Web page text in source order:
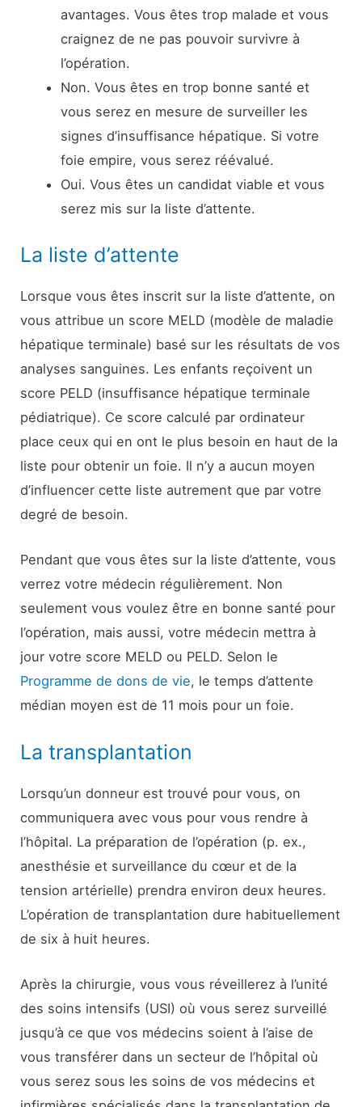
avantages. Vous êtes trop malade et vous
craignez de ne pas pouvoir survivre à
l’opération.
Non. Vous êtes en trop bonne santé et
vous serez en mesure de surveiller les
signes d’insuffisance hépatique. Si votre
foie empire, vous serez réévalué.
Oui. Vous êtes un candidat viable et vous
serez mis sur la liste d’attente.
La liste d’attente
Lorsque vous êtes inscrit sur la liste d’attente, on
vous attribue un score MELD (modèle de maladie
hépatique terminale) basé sur les résultats de vos
analyses sanguines. Les enfants reçoivent un
score PELD (insuffisance hépatique terminale
pédiatrique). Ce score calculé par ordinateur
place ceux qui en ont le plus besoin en haut de la
liste pour obtenir un foie. Il n’y a aucun moyen
d’influencer cette liste autrement que par votre
degré de besoin.
Pendant que vous êtes sur la liste d’attente, vous
verrez votre médecin régulièrement. Non
seulement vous voulez être en bonne santé pour
l’opération, mais aussi, votre médecin mettra à
jour votre score MELD ou PELD. Selon le
Programme de dons de vie, le temps d’attente
médian moyen est de 11 mois pour un foie.
La transplantation
Lorsqu’un donneur est trouvé pour vous, on
communiquera avec vous pour vous rendre à
l’hôpital. La préparation de l’opération (p. ex.,
anesthésie et surveillance du cœur et de la
tension artérielle) prendra environ deux heures.
L’opération de transplantation dure habituellement
de six à huit heures.
Après la chirurgie, vous vous réveillerez à l’unité
des soins intensifs (USI) où vous serez surveillé
jusqu’à ce que vos médecins soient à l’aise de
vous transférer dans un secteur de l’hôpital où
vous serez sous les soins de vos médecins et